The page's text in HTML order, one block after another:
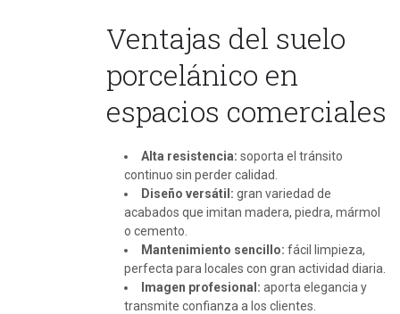
Ventajas del suelo
porcelánico en
espacios comerciales
Alta resistencia: soporta el tránsito
continuo sin perder calidad.
Diseño versátil: gran variedad de
acabados que imitan madera, piedra, mármol
o cemento.
Mantenimiento sencillo: fácil limpieza,
perfecta para locales con gran actividad diaria.
Imagen profesional: aporta elegancia y
transmite confianza a los clientes.